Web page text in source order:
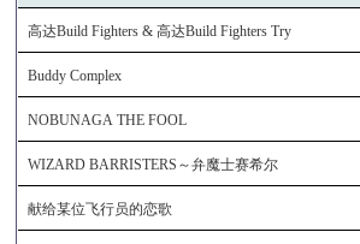
高达Build Fighters & 高达Build Fighters Try
Buddy Complex
NOBUNAGA THE FOOL
WIZARD BARRISTERS～弁魔士赛希尔
献给某位飞行员的恋歌